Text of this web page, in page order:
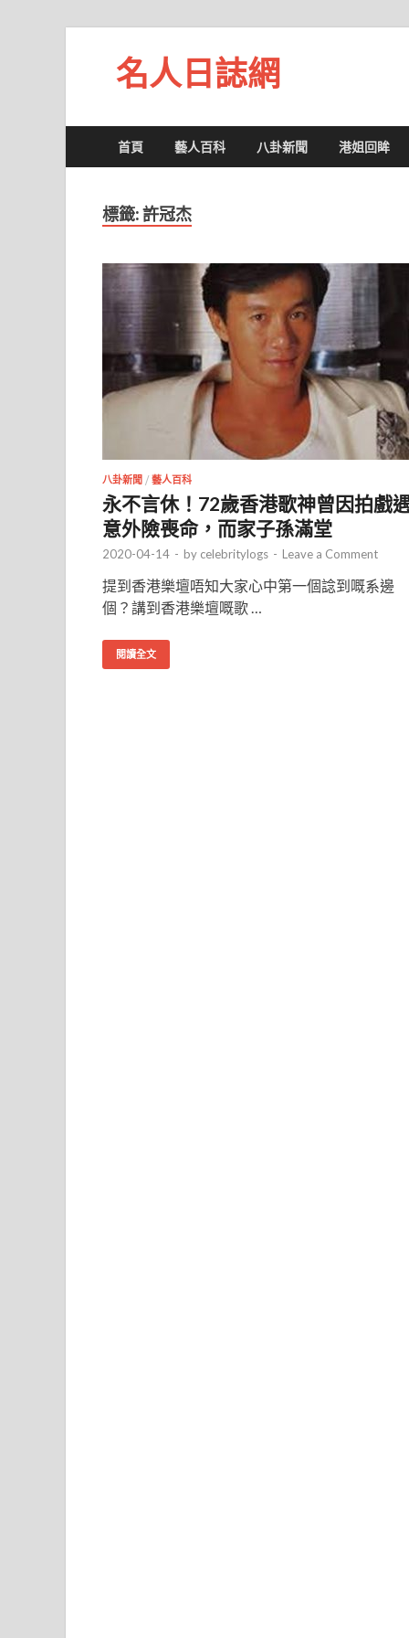
名人日誌網
首頁 藝人百科 八卦新聞 港姐回眸
標籤: 許冠杰
八卦新聞 / 藝人百科
永不言休！72歲香港歌神曾因拍戲
意外險喪命，而家子孫滿堂
2020-04-14 - by celebritylogs - Leave a Comment
提到香港樂壇唔知大家心中第一個諗到嘅系邊
個？講到香港樂壇嘅歌 …
閱讀全文